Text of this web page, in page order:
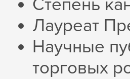
Степень
Лауреат
Научные
торговых